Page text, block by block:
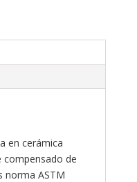
en cerámica
compensado de
norma ASTM